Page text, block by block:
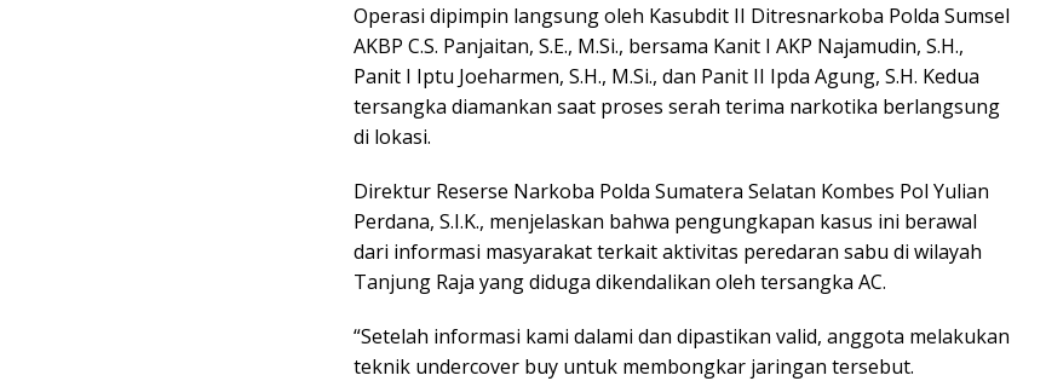
Operasi dipimpin langsung oleh Kasubdit II Ditresnarkoba Polda Sumsel
AKBP C.S. Panjaitan, S.E., M.Si., bersama Kanit I AKP Najamudin, S.H.,
Panit I Iptu Joeharmen, S.H., M.Si., dan Panit II Ipda Agung, S.H. Kedua
tersangka diamankan saat proses serah terima narkotika berlangsung
di lokasi.
Direktur Reserse Narkoba Polda Sumatera Selatan Kombes Pol Yulian
Perdana, S.I.K., menjelaskan bahwa pengungkapan kasus ini berawal
dari informasi masyarakat terkait aktivitas peredaran sabu di wilayah
Tanjung Raja yang diduga dikendalikan oleh tersangka AC.
“Setelah informasi kami dalami dan dipastikan valid, anggota melakukan
teknik undercover buy untuk membongkar jaringan tersebut.